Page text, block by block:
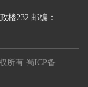
楼232 邮编：
所有 蜀ICP备